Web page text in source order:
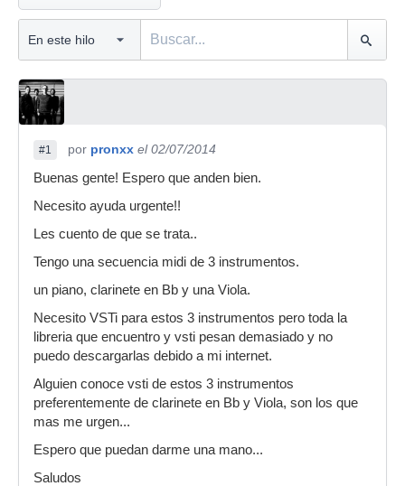
#1 por pronxx el 02/07/2014
Buenas gente! Espero que anden bien.
Necesito ayuda urgente!!
Les cuento de que se trata..
Tengo una secuencia midi de 3 instrumentos.
un piano, clarinete en Bb y una Viola.
Necesito VSTi para estos 3 instrumentos pero toda la
libreria que encuentro y vsti pesan demasiado y no
puedo descargarlas debido a mi internet.
Alguien conoce vsti de estos 3 instrumentos
preferentemente de clarinete en Bb y Viola, son los que
mas me urgen...
Espero que puedan darme una mano...
Saludos